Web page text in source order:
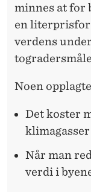
minnes at for
en
verdens
Noen
Det koster
Når man
verdi i